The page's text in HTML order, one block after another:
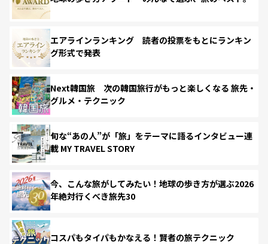
エアラインランキング 読者の投票をもとにランキン
グ形式で発表
Next韓国旅 次の韓国旅行がもっと楽しくなる 旅先・
グルメ・テクニック
旬な“あの人”が「旅」をテーマに語るインタビュー連
載 MY TRAVEL STORY
今、こんな旅がしてみたい！地球の歩き方が選ぶ2026
年絶対行くべき旅先30
コスパもタイパもかなえる！賢者の旅テクニック